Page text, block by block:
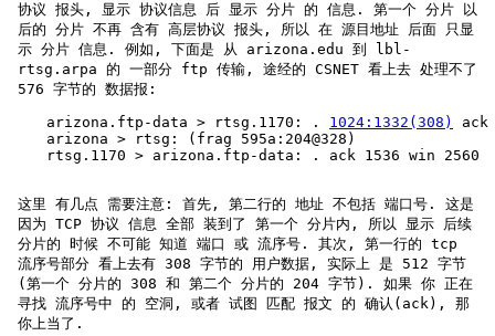
协议 报头, 显示 协议信息 后 显示 分片 的 信息. 第一个 分片 以
后的 分片 不再 含有 高层协议 报头, 所以 在 源目地址 后面 只显
示 分片 信息. 例如, 下面是 从 arizona.edu 到 lbl-
rtsg.arpa 的 一部分 ftp 传输, 途经的 CSNET 看上去 处理不了
576 字节的 数据报:
arizona.ftp-data > rtsg.1170: . 1024:1332(308)
ack
arizona > rtsg: (frag 595a:204@328)
rtsg.1170 > arizona.ftp-data: . ack 1536 win 2560
这里 有几点 需要注意: 首先, 第二行的 地址 不包括 端口号. 这是
因为 TCP 协议 信息 全部 装到了 第一个 分片内, 所以 显示 后续
分片的 时候 不可能 知道 端口 或 流序号. 其次, 第一行的 tcp
流序号部分 看上去有 308 字节的 用户数据, 实际上 是 512 字节
(第一个 分片的 308 和 第二个 分片的 204 字节). 如果 你 正在
寻找 流序号中 的 空洞, 或者 试图 匹配 报文 的 确认(ack), 那
你上当了.